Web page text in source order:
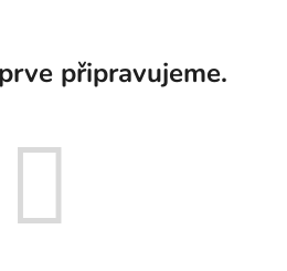
připravujeme.